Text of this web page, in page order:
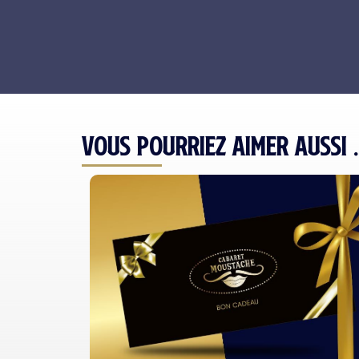
Vous pourriez aimer aussi